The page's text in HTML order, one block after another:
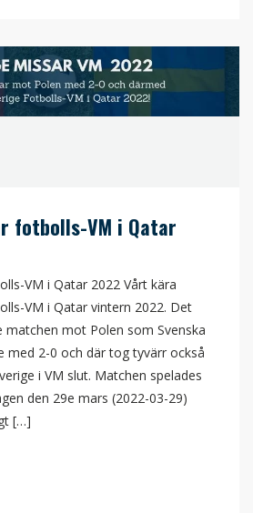
fotbolls-VM i Qatar
VM i Qatar 2022 Vårt kära
VM i Qatar vintern 2022. Det
matchen mot Polen som Svenska
med 2-0 och där tog tyvärr också
i VM slut. Matchen spelades
den 29e mars (2022-03-29)
[…]